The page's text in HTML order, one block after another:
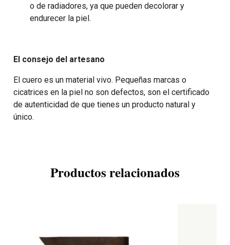
o de radiadores, ya que pueden decolorar y
endurecer la piel.
El consejo del artesano
El cuero es un material vivo. Pequeñas marcas o
cicatrices en la piel no son defectos, son el certificado
de autenticidad de que tienes un producto natural y
único.
Productos relacionados